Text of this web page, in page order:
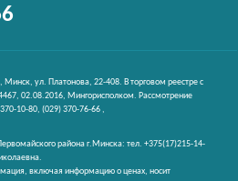
ул. Платонова, 22-408. В торговом реестре с
02.08.2016, Мингорисполком. Рассмотрение
370-10-80, (029)370-76-66 ,
района г.Минска: тел. +375(17)215-14-
включая информацию о ценах, носит